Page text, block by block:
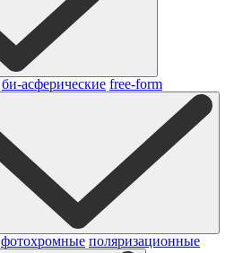
би-асферические free-form
фотохромные поляризационные